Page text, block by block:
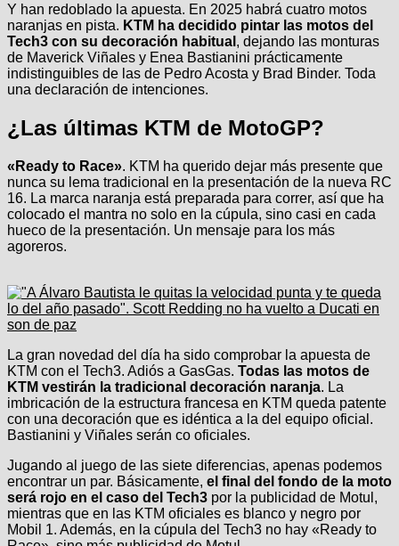
Y han redoblado la apuesta. En 2025 habrá cuatro motos
naranjas en pista. KTM ha decidido pintar las motos del
Tech3 con su decoración habitual , dejando las monturas
de Maverick Viñales y Enea Bastianini prácticamente
indistinguibles de las de Pedro Acosta y Brad Binder. Toda
una declaración de intenciones.
¿Las últimas KTM de MotoGP?
«Ready to Race». KTM ha querido dejar más presente que
nunca su lema tradicional en la presentación de la nueva RC
16. La marca naranja está preparada para correr, así que ha
colocado el mantra no solo en la cúpula, sino casi en cada
hueco de la presentación. Un mensaje para los más
agoreros.
La gran novedad del día ha sido comprobar la apuesta de
KTM con el Tech3. Adiós a GasGas. Todas las motos de
KTM vestirán la tradicional decoración naranja. La
imbricación de la estructura francesa en KTM queda patente
con una decoración que es idéntica a la del equipo oficial.
Bastianini y Viñales serán co oficiales.
Jugando al juego de las siete diferencias, apenas podemos
encontrar un par. Básicamente, el final del fondo de la moto
será rojo en el caso del Tech3 por la publicidad de Motul,
mientras que en las KTM oficiales es blanco y negro por
Mobil 1. Además, en la cúpula del Tech3 no hay «Ready to